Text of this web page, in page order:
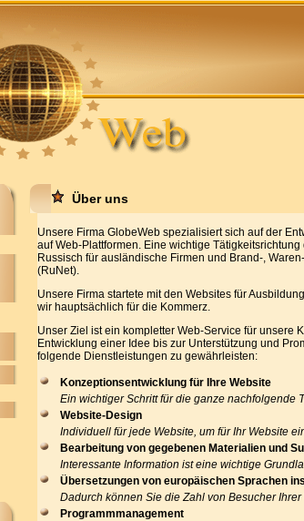
Über uns
Unsere Firma GlobeWeb spezialisiert sich auf der
auf Web-Plattformen. Eine wichtige
Russisch für ausländische Firmen und Brand-,
(RuNet).
Unsere Firma startete mit den Websites für
wir hauptsächlich für die Kommerz.
Unser Ziel ist ein kompletter Web-Service für unsere
Entwicklung einer Idee bis zur Unterstützung und
folgende Dienstleistungen zu gewährleisten:
Konzeptionsentwicklung für Ihre Website
Ein wichtiger Schritt für die ganze nachfolgende
Website-Design
Individuell für jede Website, um für Ihr Website
Bearbeitung von gegebenen Materialien und
Interessante Information ist eine wichtige
Übersetzungen von europäischen Sprachen
Dadurch können Sie die Zahl von Besucher
Programmmanagement